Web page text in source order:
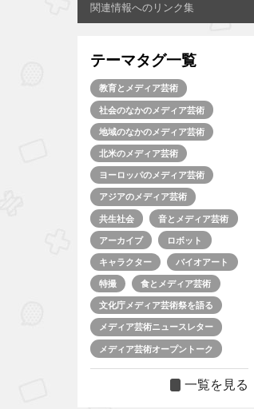
関連情報へのリンク集
テーマタグ一覧
教育とメディア芸術
社会のなかのメディア芸術
地域のなかのメディア芸術
北米のメディア芸術
ヨーロッパのメディア芸術
アジアのメディア芸術
共生社会 音とメディア芸術
アーカイブ ロボット
キャラクター バイオアート
特撮 食とメディア芸術
文化庁メディア芸術祭を語る
メディア芸術ニュースレター
メディア芸術オープントーク
一覧を見る